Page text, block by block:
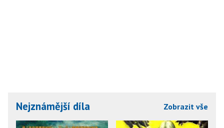
Nejznámější díla Zobrazit vše